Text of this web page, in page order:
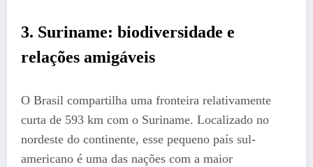
3. Suriname: biodiversidade e
relações amigáveis
O Brasil compartilha uma fronteira relativamente
curta de 593 km com o Suriname. Localizado no
nordeste do continente, esse pequeno país sul-
americano é uma das nações com a maior